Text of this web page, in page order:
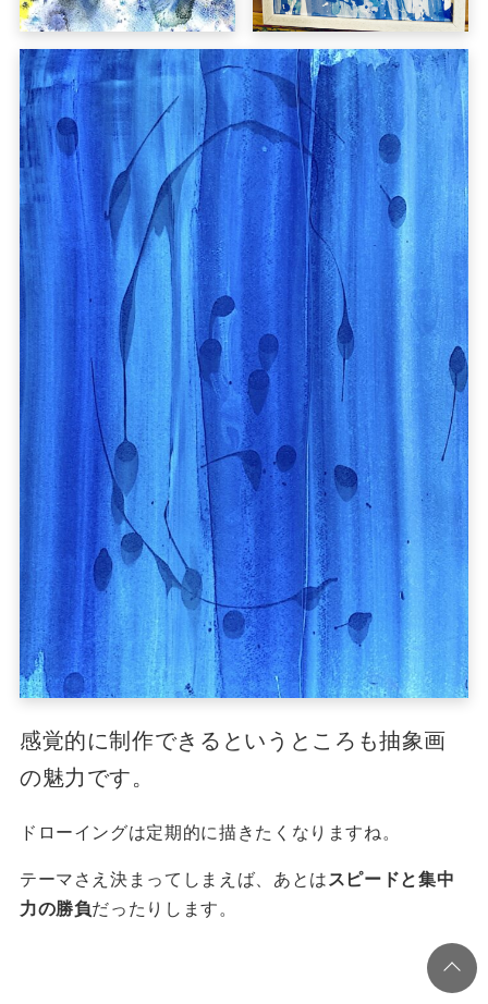
感覚的に制作できるというところも抽象画
の魅力です。
ドローイングは定期的に描きたくなりますね。
テーマさえ決まってしまえば、あとはスピードと集中
力の勝負だったりします。